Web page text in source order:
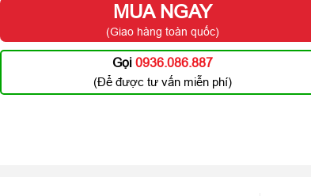
MUA NGAY
(Giao hàng toàn quốc)
Gọi0936.086.887
(Để được tư vấn miễn phí)